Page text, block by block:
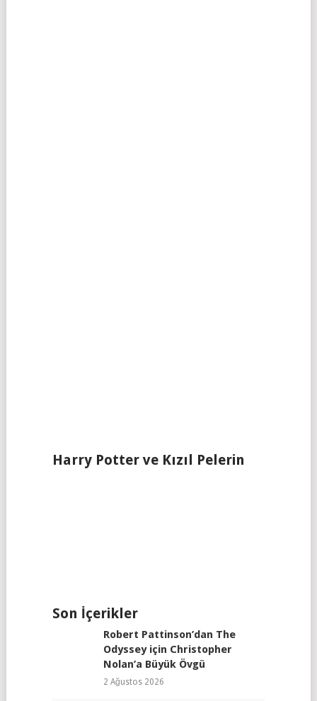
Harry Potter ve Kızıl Pelerin
Son İçerikler
Robert Pattinson’dan The
Odyssey için Christopher
Nolan’a Büyük Övgü
2 Ağustos 2026